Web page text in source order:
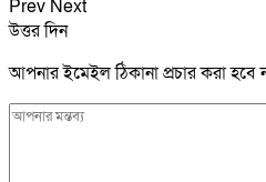
Prev Next
উত্তর দিন
আপনার ইমেইল ঠিকানা প্রচার করা হবে